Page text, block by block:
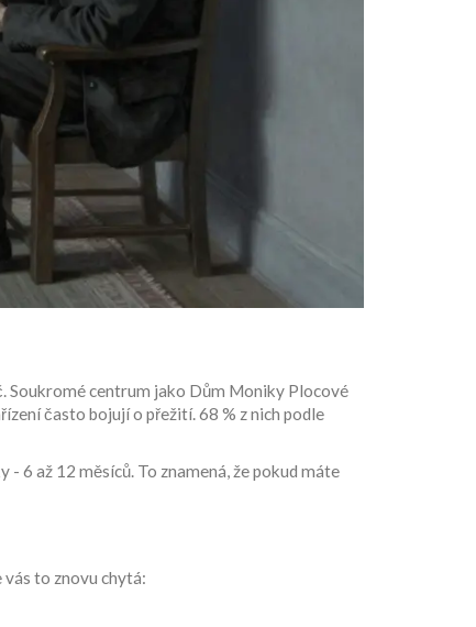
Soukromé centrum jako Dům Moniky Plocové
často bojují o přežití. 68 % z nich podle
až 12 měsíců. To znamená, že pokud máte
to znovu chytá: